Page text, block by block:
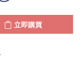
立即購買